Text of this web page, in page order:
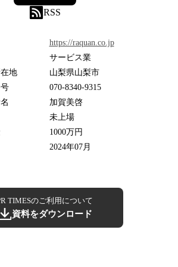
RSS
https://raquan.co.jp
サービス業
地
山梨県山梨市
070-8340-9315
加賀美啓
未上場
1000万円
2024年07月
TIMESのご利用について
資料をダウンロード